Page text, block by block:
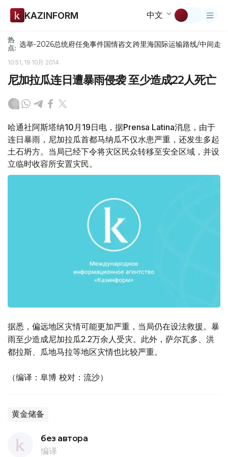
KAZINFORM 中文
热
点: 选举-2026总统府任免事件国情咨文跨里海国际运输路线/中间走廊
10:51, 19 10月 2014
尼加拉瓜连日遭暴雨侵袭 至少造成22人死亡
哈通社阿斯塔纳10月19日电，据Prensa Latina消息，由于
连日暴雨，尼加拉瓜首都马纳瓜不仅水患严重，还发生多起
土石坍方。当局已经下令将灾区民众转移至安全区域，并设
立临时收容所安置灾民。
据悉，偏远地区灾情可能更加严重，当局仍在设法救援。暴
雨至少造成尼加拉瓜2.2万余人受灾。此外，萨尔瓦多、洪
都拉斯、瓜地马拉等地区灾情也比较严重。
（编译：阜博 校对：流沙）
黄金储备
без автора
编译